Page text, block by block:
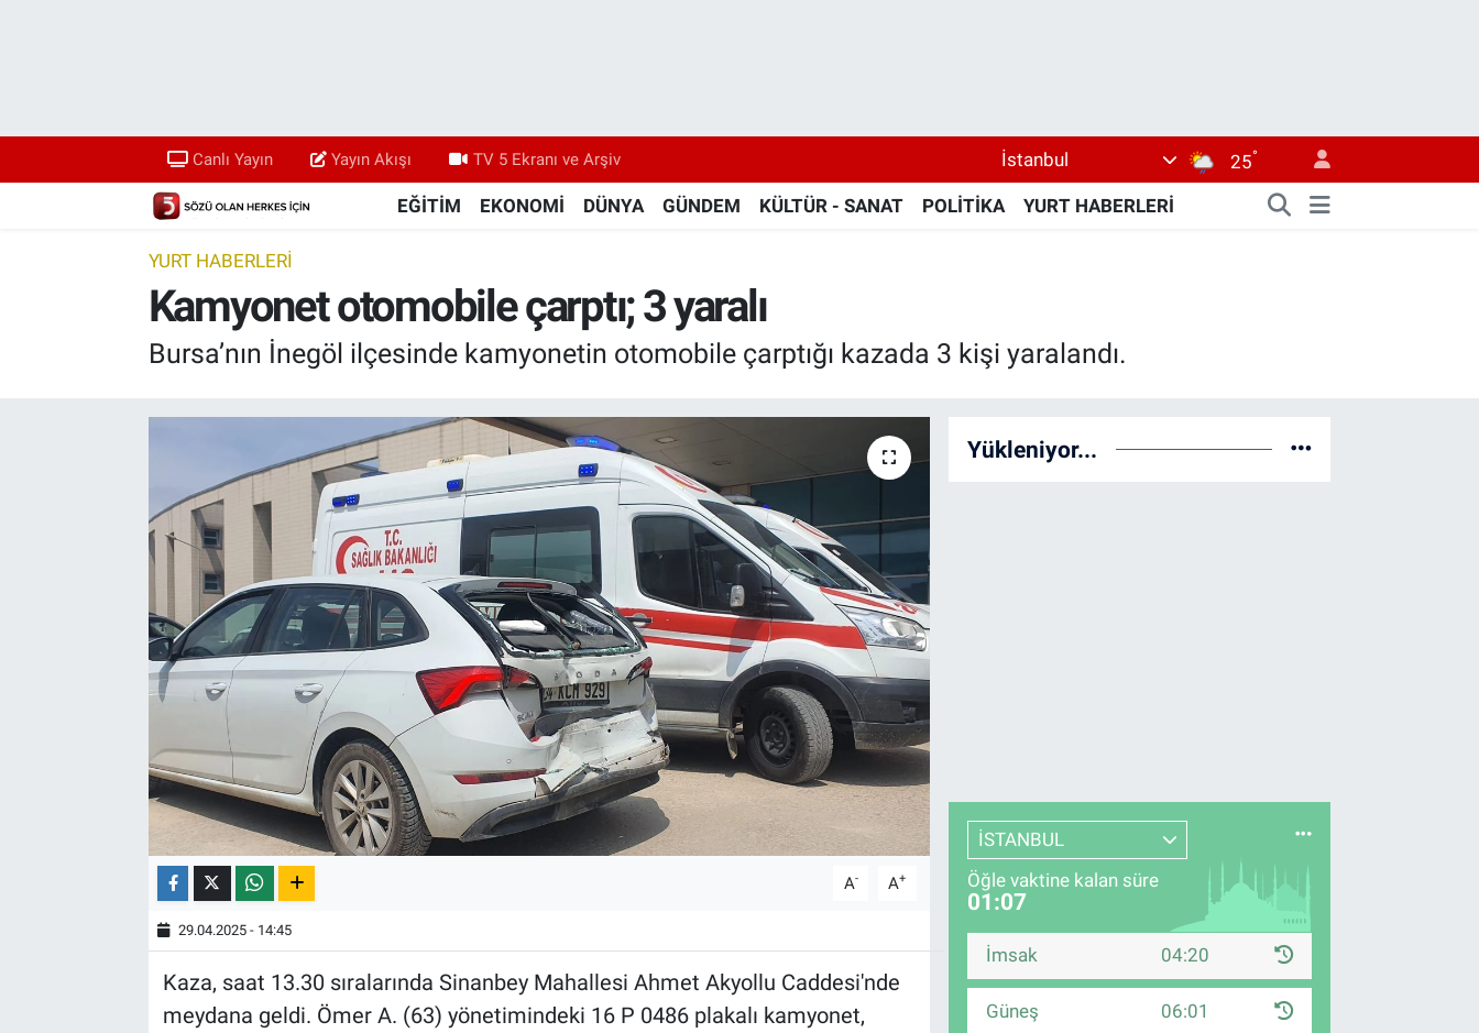
Canlı Yayın Yayın Akışı TV 5 Ekranı ve Arşiv İstanbul 25°
EĞİTİM EKONOMİ DÜNYA GÜNDEM KÜLTÜR - SANAT POLİTİKA YURT HABERLERİ
YURT HABERLERİ
Kamyonet otomobile çarptı; 3 yaralı
Bursa’nın İnegöl ilçesinde kamyonetin otomobile çarptığı kazada 3 kişi yaralandı.
A- A+
29.04.2025 - 14:45
Kaza, saat 13.30 sıralarında Sinanbey Mahallesi Ahmet Akyollu Caddesi'nde
meydana geldi. Ömer A. (63) yönetimindeki 16 P 0486 plakalı kamyonet,
Yükleniyor...
İSTANBUL
Öğle vaktine kalan süre
01:06
İmsak 04:20
Güneş 06:01
Yayın Akışı
TV 5 Ekranı ve Arşiv